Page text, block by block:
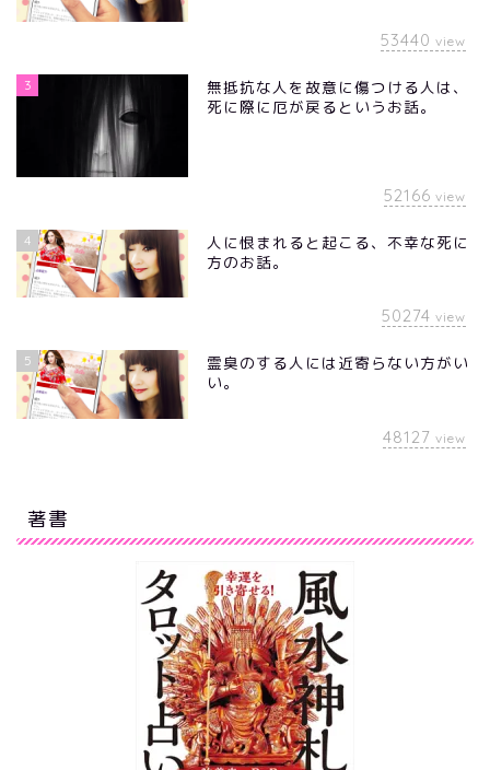
53440 view
3
無抵抗な人を故意に傷つける人は、
死に際に厄が戻るというお話。
52166 view
4
人に恨まれると起こる、不幸な死に
方のお話。
50274 view
5
霊臭のする人には近寄らない方がい
い。
48127 view
著書